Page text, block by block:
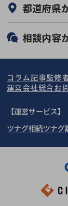
初回相談無
都道府県
北海道・東北
北海道
岩手県
秋田県
福島県
関東
東京都
埼玉県
茨城県
東海
愛知県
岐阜県
関西
大阪府
北陸・甲信越
九州・沖縄
相談内容
任意整理
会社破産・法
消費者金融・
コラム記事監修
運営会社総合お
【運営サービス】
ツナグ相続ツナグ